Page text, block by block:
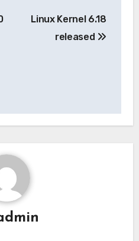
Linux Kernel 6.18
released